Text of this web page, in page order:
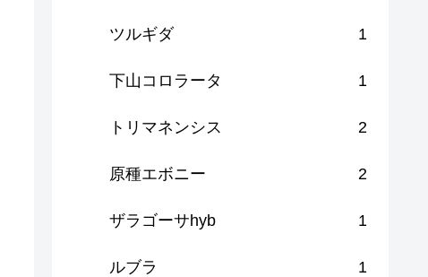
ツルギダ 1
下山コロラータ 1
トリマネンシス 2
原種エボニー 2
ザラゴーサhyb 1
ルブラ 1